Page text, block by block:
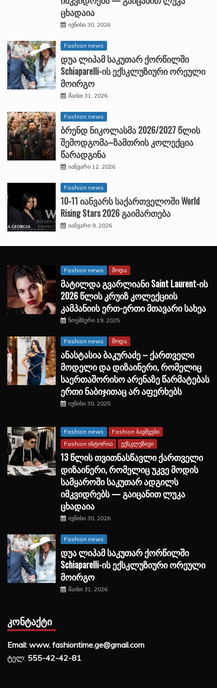
ცხადაია
ივნისი 30, 2026
Fashion news
დუა ლიპამ საკუთარ ქორწილში
Schiaparelli-ის ექსკლუზიური ორეული
მოირგო
მაისი 31, 2026
Fashion news
ბრენდ ნიკოლასმა 2026/2027 წლის
შემოდგომა–ზამთრის კოლექცია
წარადგინა
იანვარი 12, 2026
Fashion news
10-11 იანვარს საქართველოში World
Rising Stars 2026 გაიმართება
იანვარი 9, 2026
Fashion news მოდა
მატილდა გვარლიანი Saint Laurent-ის
2026 წლის კრუიზ კოლექციის
კამპანიის ერთ-ერთი მთავარი სახეა
ნოემბერი 19, 2025
Fashion news მოდა
ანასტასია ბაკურაძე – ქართველი
მოდელი და დიზაინერი, რომელიც
საერთაშორისო არენაზე წარმატებას
ერთი ნაბიჯითაც არ აფერხებს
ივნისი 30, 2025
Fashion news
Fashion ბავშვები
Fashion ისტორია
ექსკლუზივი
13 წლის თვითნასწავლი ქართველი
დიზაინერი, რომელიც უკვე მოდის
სამყაროში საკუთარ ადგილს
იმკვიდრებს — გაიცანით ლუკა
ცხადაია
ივნისი 30, 2026
Fashion news
დუა ლიპამ საკუთარ ქორწილში
Schiaparelli-ის ექსკლუზიური ორეული
მოირგო
მაისი 31, 2026
ᲙᲝᲜᲢᲐᲥᲢᲘ
Email: www. fashiontime.ge@gmail.com
ტელ: 555-42-42-81